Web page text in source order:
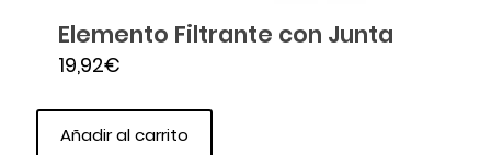
Elemento Filtrante con Junta
19,92€
Añadir al carrito